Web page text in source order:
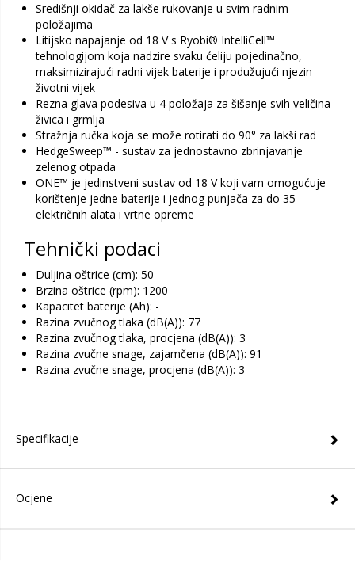
Središnji okidač za lakše rukovanje u svim radnim
položajima
Litijsko napajanje od 18 V s Ryobi® IntelliCell™
tehnologijom koja nadzire svaku ćeliju pojedinačno,
maksimizirajući radni vijek baterije i produžujući njezin
životni vijek
Rezna glava podesiva u 4 položaja za šišanje svih veličina
živica i grmlja
Stražnja ručka koja se može rotirati do 90° za lakši rad
HedgeSweep™ - sustav za jednostavno zbrinjavanje
zelenog otpada
ONE™ je jedinstveni sustav od 18 V koji vam omogućuje
korištenje jedne baterije i jednog punjača za do 35
električnih alata i vrtne opreme
Tehnički podaci
Duljina oštrice (cm): 50
Brzina oštrice (rpm): 1200
Kapacitet baterije (Ah): -
Razina zvučnog tlaka (dB(A)): 77
Razina zvučnog tlaka, procjena (dB(A)): 3
Razina zvučne snage, zajamčena (dB(A)): 91
Razina zvučne snage, procjena (dB(A)): 3
Specifikacije
Ocjene